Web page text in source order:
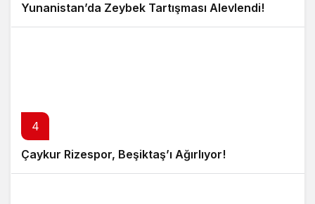
Yunanistan’da Zeybek Tartışması Alevlendi!
4
Çaykur Rizespor, Beşiktaş’ı Ağırlıyor!